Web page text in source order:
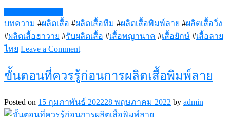
สงกรานต์
นี้
บทความ #ผลิตเสื้อ #ผลิตเสื้อทีม #ผลิตเสื้อพิมพ์ลาย #ผลิตเสื้อวิ่ง
#ผลิตเสื้อฮาวาย #รับผลิตเสื้อ #เสื้อพญานาค #เสื้อยักษ์ #เสื้อลาย
ไทย Leave a Commenton
DRY-
ขั้นตอนที่ควรรู้ก่อนการผลิตเสื้อพิมพ์ลาย
Posted on 15 กุมภาพันธ์ 202228 พฤษภาคม 2022 by admin